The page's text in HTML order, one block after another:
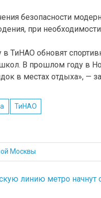
безопасности
при
в ТиНАО обновят
В прошлом году в
в местах отдыха», —
ТиНАО
Москвы
линию метро начнут